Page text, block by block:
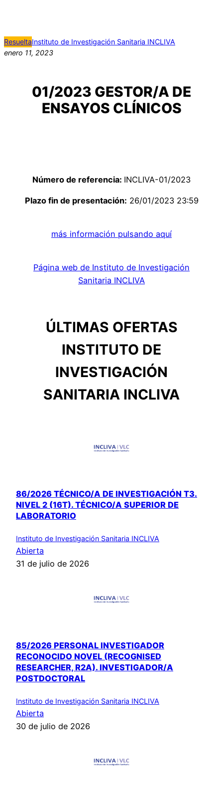
ResueltaInstituto de Investigación Sanitaria INCLIVA
enero 11, 2023
01/2023 GESTOR/A DE
ENSAYOS CLÍNICOS
Número de referencia: INCLIVA-01/2023
Plazo fin de presentación: 26/01/2023 23:59
más información pulsando aquí
Página web de Instituto de Investigación
Sanitaria INCLIVA
ÚLTIMAS OFERTAS
INSTITUTO DE
INVESTIGACIÓN
SANITARIA INCLIVA
86/2026 TÉCNICO/A DE INVESTIGACIÓN T3.
NIVEL 2 (16T). TÉCNICO/A SUPERIOR DE
LABORATORIO
Instituto de Investigación Sanitaria INCLIVA
Abierta
31 de julio de 2026
85/2026 PERSONAL INVESTIGADOR
RECONOCIDO NOVEL (RECOGNISED
RESEARCHER, R2A). INVESTIGADOR/A
POSTDOCTORAL
Instituto de Investigación Sanitaria INCLIVA
Abierta
30 de julio de 2026